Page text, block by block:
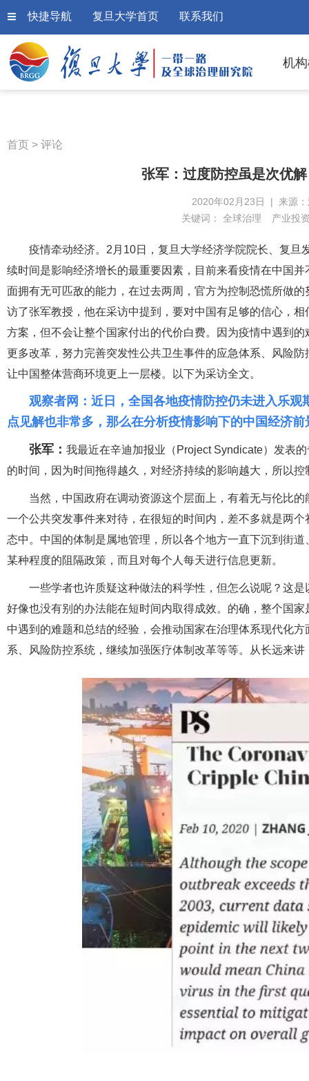
快捷导航 复旦大学首页 联系我们
机
首页 > 评论
张军：过度防控虽是次优
2020年02月23日 | 来源
关键词： 全球治理 产业投
疫情牵动经济。2月10日，复旦大学经济学院院长、复旦
续时间是影响经济增长的最重要因素，目前来看疫情在中国
面拥有无可匹敌的能力，在过去两周，官方为控制恐慌所做
访了张军教授，他在采访中提到，要对中国有足够的信心，
方案，但不会让整个国家付出的代价白费。因为疫情中遇到
更多改革，努力完善突发性公共卫生事件的应急体系、风险
让中国整体营商环境更上一层楼。以下为采访全文。
观察者网：近日，全国各地疫情防控仍未进入乐
点见解也非常多，那么在分析疫情影响下的中国经济
张军： 我最近在辛迪加报业（Project Syndicate）发表
的时间，因为时间拖得越久，对经济持续的影响越大，所以
当然，中国政府在调动资源这个层面上，有着无与伦比
一个公共突发事件来对待，在很短的时间内，差不多就是两
态中。中国的体制是属地管理，所以各个地方一直下沉到街
某种程度的阻隔政策，而且对每个人每天进行信息更新。
一些学者也许质疑这种做法的科学性，但怎么说呢？这
好像也没有别的办法能在短时间内取得成效。的确，整个国
中遇到的难题和总结的经验，会推动国家在治理体系现代化
系、风险防控系统，继续加强医疗体制改革等等。从长远来